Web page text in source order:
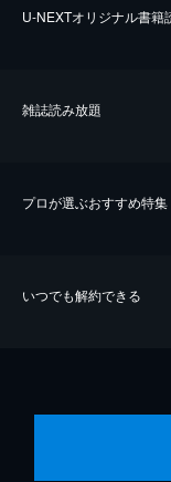
U-NEXTオリジナル書籍
雑誌読み放題
プロが選ぶおすすめ特集
いつでも解約できる